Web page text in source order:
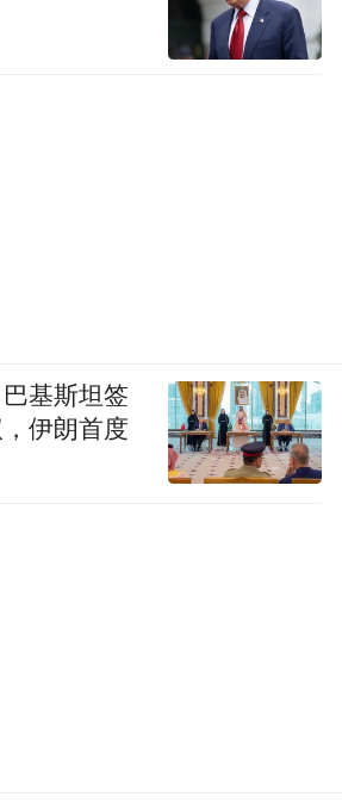
基斯坦签
伊朗首度